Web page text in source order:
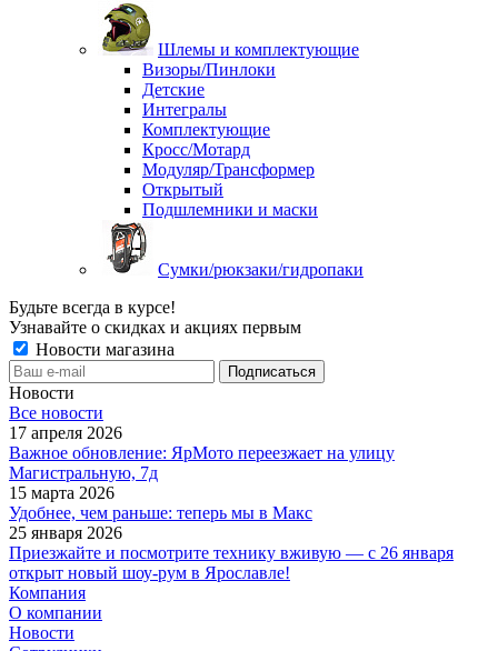
Шлемы и комплектующие
Визоры/Пинлоки
Детские
Интегралы
Комплектующие
Кросс/Мотард
Модуляр/Трансформер
Открытый
Подшлемники и маски
Сумки/рюкзаки/гидропаки
Будьте всегда в курсе!
Узнавайте о скидках и акциях первым
Новости магазина
Новости
Все новости
17 апреля 2026
Важное обновление: ЯрМото переезжает на улицу
Магистральную, 7д
15 марта 2026
Удобнее, чем раньше: теперь мы в Макс
25 января 2026
Приезжайте и посмотрите технику вживую — с 26 января
открыт новый шоу-рум в Ярославле!
Компания
О компании
Новости